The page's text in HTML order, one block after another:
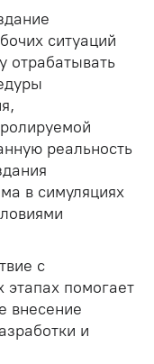
ситуаций
отрабатывать
реальность
в симуляциях
с
этапах помогает
внесение
и